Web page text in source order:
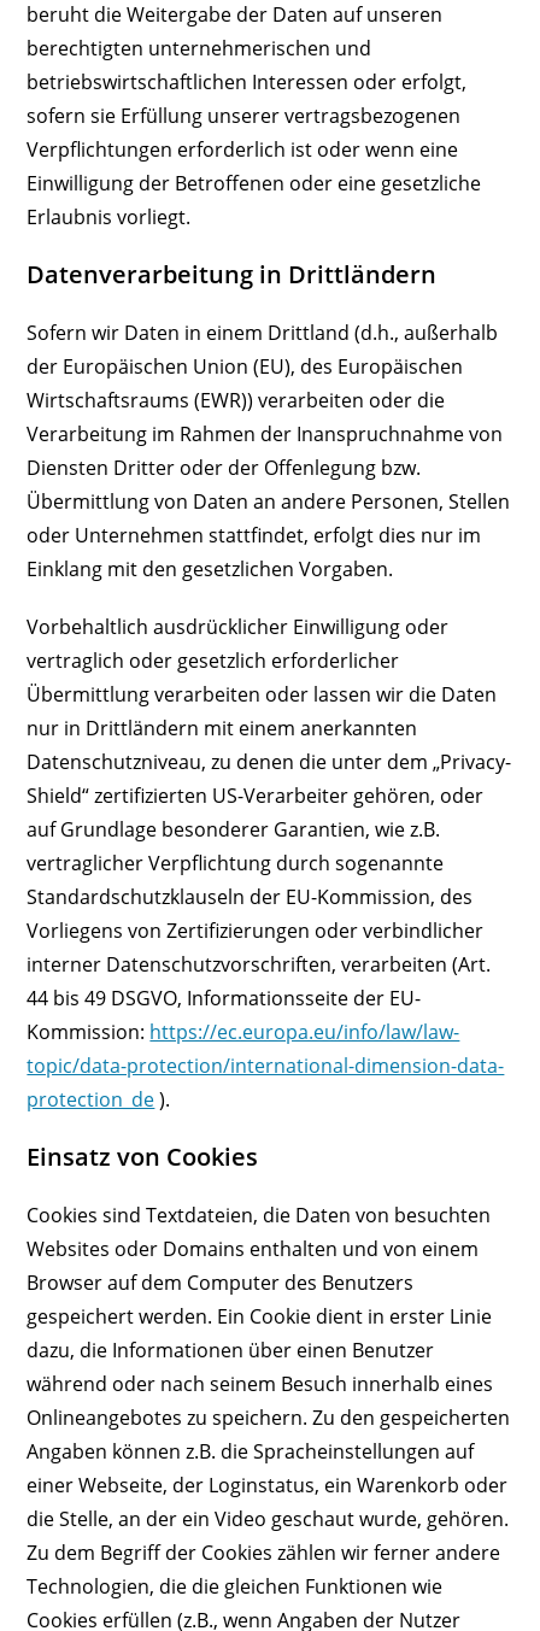
beruht die Weitergabe der Daten auf unseren
berechtigten unternehmerischen und
betriebswirtschaftlichen Interessen oder erfolgt,
sofern sie Erfüllung unserer vertragsbezogenen
Verpflichtungen erforderlich ist oder wenn eine
Einwilligung der Betroffenen oder eine gesetzliche
Erlaubnis vorliegt.
Datenverarbeitung in Drittländern
Sofern wir Daten in einem Drittland (d.h., außerhalb
der Europäischen Union (EU), des Europäischen
Wirtschaftsraums (EWR)) verarbeiten oder die
Verarbeitung im Rahmen der Inanspruchnahme von
Diensten Dritter oder der Offenlegung bzw.
Übermittlung von Daten an andere Personen, Stellen
oder Unternehmen stattfindet, erfolgt dies nur im
Einklang mit den gesetzlichen Vorgaben.
Vorbehaltlich ausdrücklicher Einwilligung oder
vertraglich oder gesetzlich erforderlicher
Übermittlung verarbeiten oder lassen wir die Daten
nur in Drittländern mit einem anerkannten
Datenschutzniveau, zu denen die unter dem „Privacy-
Shield“ zertifizierten US-Verarbeiter gehören, oder
auf Grundlage besonderer Garantien, wie z.B.
vertraglicher Verpflichtung durch sogenannte
Standardschutzklauseln der EU-Kommission, des
Vorliegens von Zertifizierungen oder verbindlicher
interner Datenschutzvorschriften, verarbeiten (Art.
44 bis 49 DSGVO, Informationsseite der EU-
Kommission: https://ec.europa.eu/info/law/law-
topic/data-protection/international-dimension-data-
protection_de).
Einsatz von Cookies
Cookies sind Textdateien, die Daten von besuchten
Websites oder Domains enthalten und von einem
Browser auf dem Computer des Benutzers
gespeichert werden. Ein Cookie dient in erster Linie
dazu, die Informationen über einen Benutzer
während oder nach seinem Besuch innerhalb eines
Onlineangebotes zu speichern. Zu den gespeicherten
Angaben können z.B. die Spracheinstellungen auf
einer Webseite, der Loginstatus, ein Warenkorb oder
die Stelle, an der ein Video geschaut wurde, gehören.
Zu dem Begriff der Cookies zählen wir ferner andere
Technologien, die die gleichen Funktionen wie
Cookies erfüllen (z.B., wenn Angaben der Nutzer